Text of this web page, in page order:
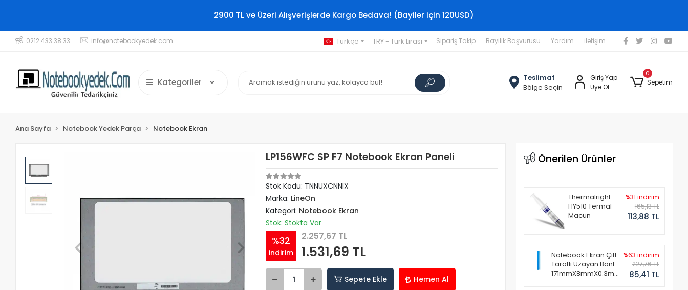
2900 TL ve Üzeri Alışverişlerde Kargo Bedava! (Bayiler için 120USD)
0212 433 38 33 info@notebookyedek.com Türkçe TRY - Türk Lirası Sipariş Takip Bayilik Başvurusu Yardım İletişim
Kategoriler
Teslimat
Bölge Seçin
Giriş Yap
Üye Ol
0
Sepetim
Ana Sayfa Notebook Yedek Parça Notebook Ekran
LP156WFC SP F7 Notebook Ekran Paneli
Stok Kodu: TNNUXCNNIX
Marka: LineOn
Kategori: Notebook Ekran
Stok: Stokta Var
%32
indirim
2.257,67 TL
1.531,69 TL
Sepete Ekle Hemen Al
Önerilen Ürünler
Thermalright
HY510 Termal
Macun
%31 indirim
165,13 TL
113,88 TL
Notebook Ekran Çift
Taraflı Uzayan Bant
171mmX8mmX0.3mm
%63 indirim
227,76 TL
85,41 TL